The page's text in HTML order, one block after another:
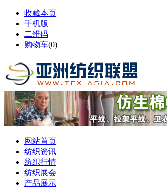
收藏本页
手机版
二维码
购物车(0)
网站首页
纺织资讯
纺织行情
纺织展会
产品展示